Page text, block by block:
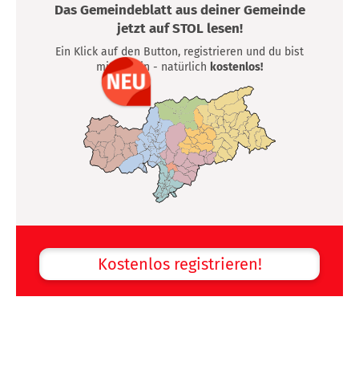
Das Gemeindeblatt aus deiner Gemeinde
jetzt auf STOL lesen!
Ein Klick auf den Button, registrieren und du bist
mittendrin - natürlich kostenlos!
Kostenlos registrieren!